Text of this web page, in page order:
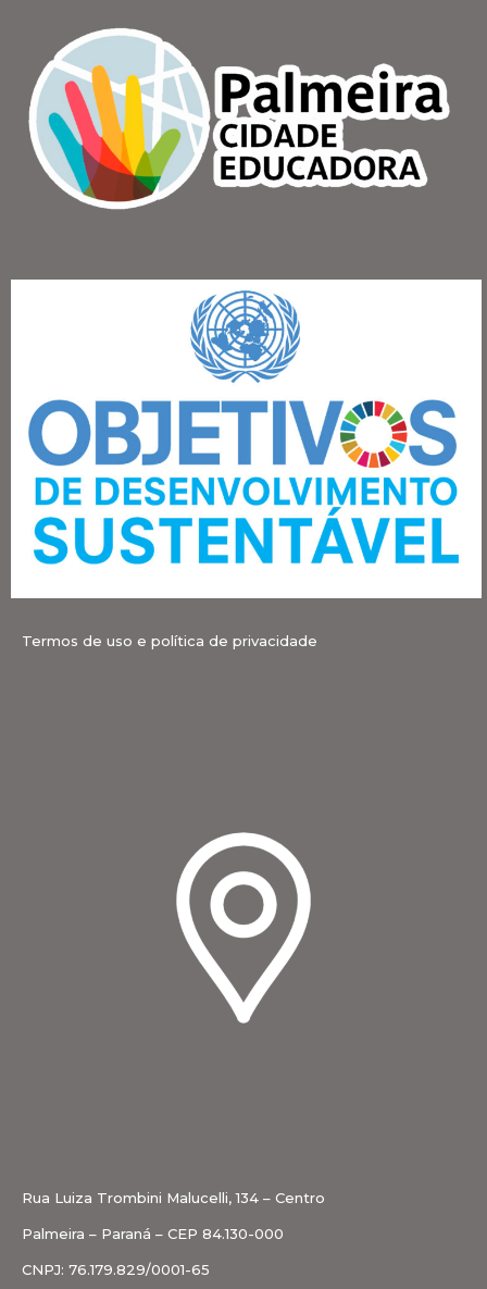
Termos de uso e política de privacidade
Rua Luiza Trombini Malucelli, 134 – Centro
Palmeira – Paraná – CEP 84.130-000
CNPJ: 76.179.829/0001-65